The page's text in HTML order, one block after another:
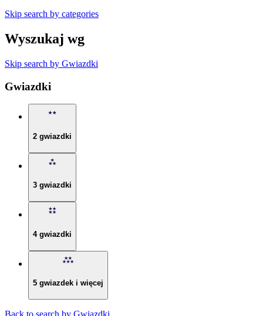
Skip search by categories
Wyszukaj wg
Skip search by Gwiazdki
Gwiazdki
2 gwiazdki
3 gwiazdki
4 gwiazdki
5 gwiazdek i więcej
Back to search by Gwiazdki